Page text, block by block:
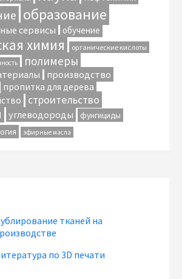
образование
сервисы обучение
химия органические кислоты
полимеры
производство
пропитка для дерева
строительство
углеводороды фунгициды
эфирные масла
тканей на
по 3D печати